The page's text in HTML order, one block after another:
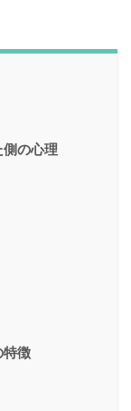
の心理
特徴